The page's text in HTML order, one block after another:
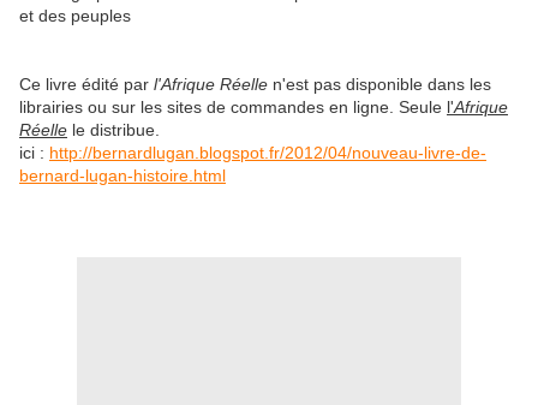
et des peuples
Ce livre édité par l'Afrique Réelle n'est pas disponible dans les
librairies ou sur les sites de commandes en ligne. Seule l'Afrique
Réelle le distribue.
ici : http://bernardlugan.blogspot.fr/2012/04/nouveau-livre-de-
bernard-lugan-histoire.html